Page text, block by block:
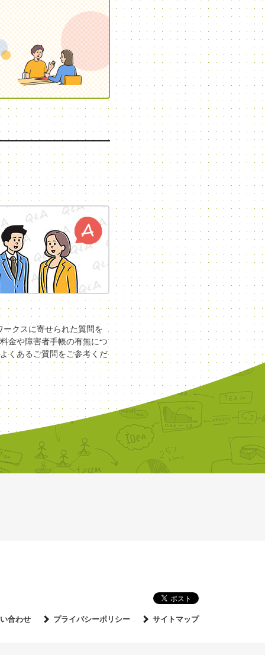
ークスに寄せられた質問を
金や障害者手帳の有無につ
くあるご質問をご参考くだ
合わせ プライバシーポリシー サイトマップ